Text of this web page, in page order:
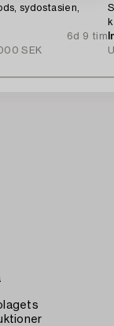
sydostasien,
6d 9 tim
SEK